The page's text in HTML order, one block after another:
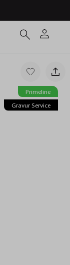
Primeline
Gravur Service